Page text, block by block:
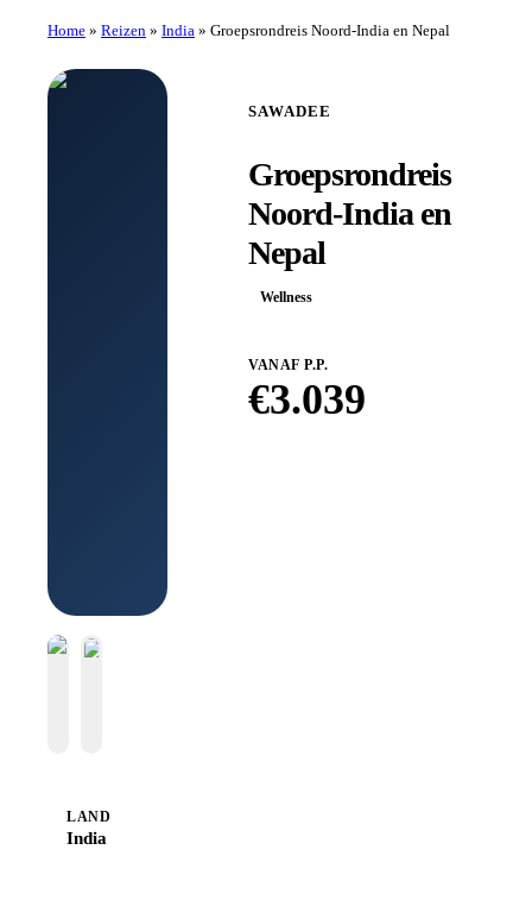
Home » Reizen » India » Groepsrondreis Noord-India en Nepal
SAWADEE
Groepsrondreis
Noord-India en
Nepal
Wellness
VANAF P.P.
€3.039
LAND
India